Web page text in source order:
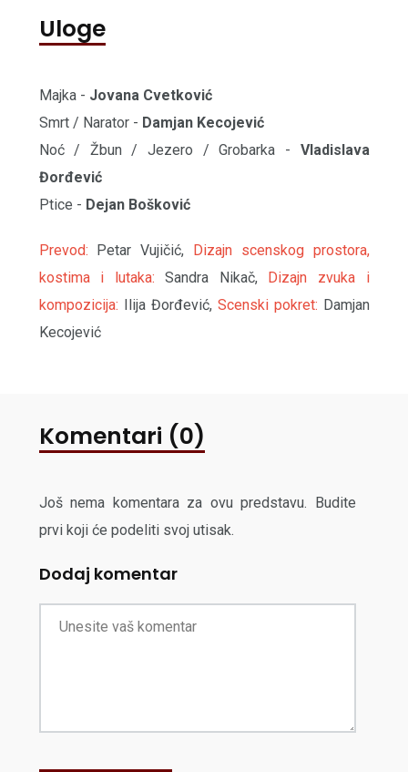
Uloge
Majka - Jovana Cvetković
Smrt / Narator - Damjan Kecojević
Noć / Žbun / Jezero / Grobarka - Vladislava
Đorđević
Ptice - Dejan Bošković
Prevod: Petar Vujičić,
Dizajn scenskog prostora,
kostima i lutaka: Sandra Nikač,
Dizajn zvuka i
kompozicija: Ilija Đorđević, Scenski pokret: Damjan
Kecojević
Komentari (0)
Još nema komentara za ovu predstavu. Budite
prvi koji će podeliti svoj utisak.
Dodaj komentar